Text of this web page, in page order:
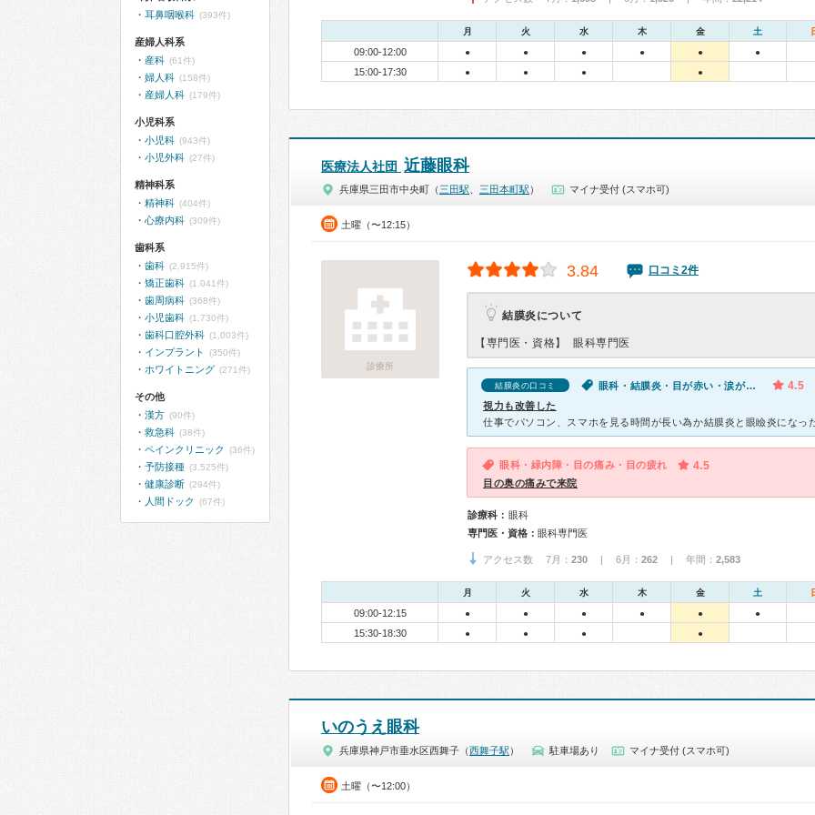
月 火 水 木 金 土
09:00-12:00 ● ● ● ● ● ●
15:00-17:30 ● ● ● ●
医療法人社団 近藤眼科
兵庫県三田市中央町（ 三田駅 三田本町駅 ） マイナ受付 (スマホ可)
土曜（〜12:15）
診療所
3.84 口コミ2件
結膜炎について
【専門医・資格】 眼科専門医
結膜炎の口コミ 眼科・結膜炎・目が赤い・涙が出る・二重に見える・かすむ 4.5
視力も改善した
眼科・緑内障・目の痛み・目の疲れ 4.5
目の奥の痛みで来院
診療科： 眼科
専門医・資格： 眼科専門医
アクセス数 7月： 230 | 6月： 262 | 年間： 2,583
月 火 水 木 金 土
09:00-12:15 ● ● ● ● ● ●
15:30-18:30 ● ● ● ●
いのうえ眼科
兵庫県神戸市垂水区西舞子（西舞子駅 ） 駐車場あり マイナ受付 (スマホ可)
土曜（〜12:00）
耳鼻咽喉科 (393件)
産婦人科系
産科 (61件)
婦人科 (158件)
産婦人科 (179件)
小児科系
小児科 (943件)
小児外科 (27件)
精神科系
精神科 (404件)
心療内科 (309件)
歯科系
歯科 (2,915件)
矯正歯科 (1,041件)
歯周病科 (368件)
小児歯科 (1,730件)
歯科口腔外科 (1,003件)
インプラント (350件)
ホワイトニング (271件)
その他
漢方 (90件)
救急科 (38件)
ペインクリニック (36件)
予防接種 (3,525件)
健康診断 (294件)
人間ドック (67件)